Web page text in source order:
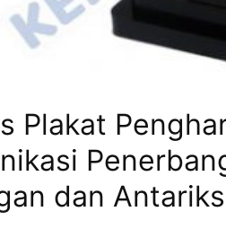
Plakat
dan